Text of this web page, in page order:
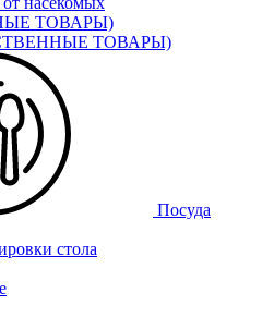
ТОВАРЫ)
ТОВАРЫ)
Посуда
стола